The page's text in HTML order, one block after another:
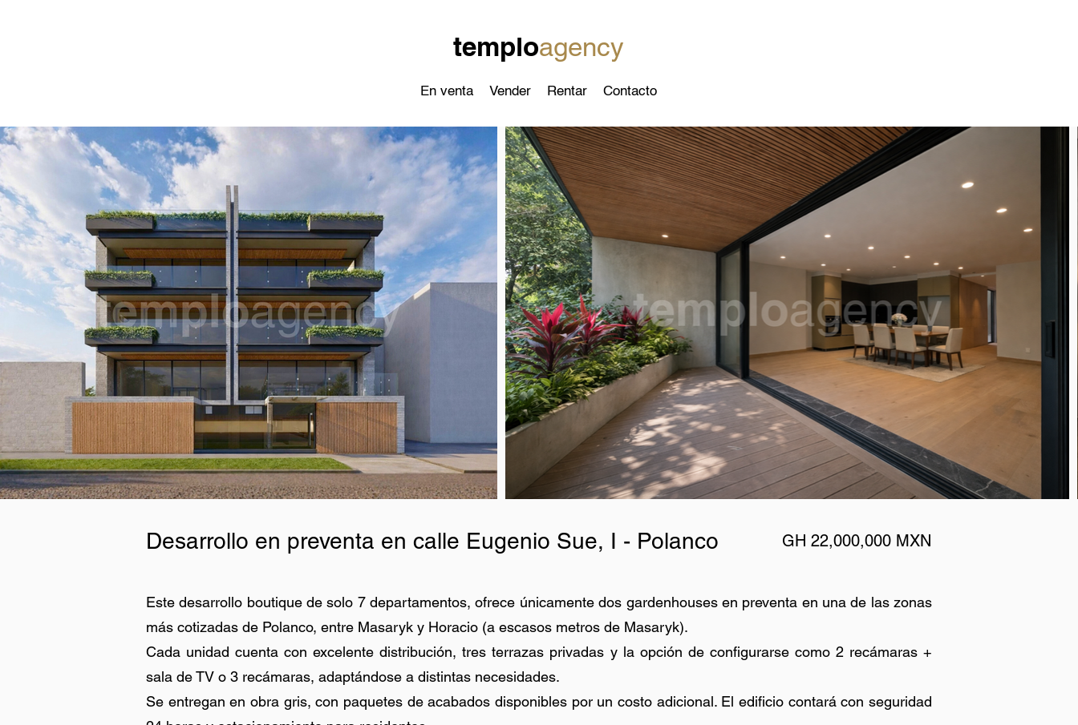
temploagency
En venta Vender Rentar Contacto
Desarrollo en preventa en calle Eugenio Sue, I - Polanco GH 22,000,000 MXN
Este desarrollo boutique de solo 7 departamentos, ofrece únicamente dos gardenhouses en preventa en una de las zonas
más cotizadas de Polanco, entre Masaryk y Horacio (a escasos metros de Masaryk).
Cada unidad cuenta con excelente distribución, tres terrazas privadas y la opción de configurarse como 2 recámaras +
sala de TV o 3 recámaras, adaptándose a distintas necesidades.
Se entregan en obra gris, con paquetes de acabados disponibles por un costo adicional. El edificio contará con seguridad